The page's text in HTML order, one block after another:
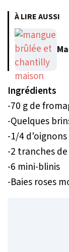
À LIRE AUSSI
Ingrédients
-70 g de
-Quelques
-1/4
-2 tranches
-6 mini-blinis
-Baies roses